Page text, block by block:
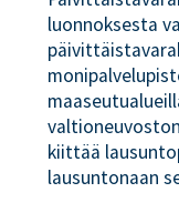
luonnoksesta
kiittää
lausuntonaan